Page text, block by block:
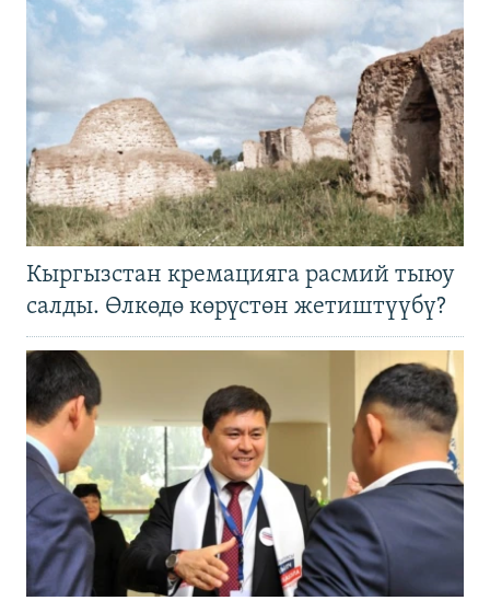
Кыргызстан кремацияга расмий тыюу
салды. Өлкөдө көрүстөн жетиштүүбү?